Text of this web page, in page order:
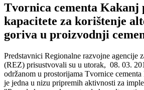
Tvornica cementa Kakanj
kapacitete za korištenje
goriva u proizvodnji
Predstavnici Regionalne razvojne agencije
(REZ) prisustvovali su u utorak, 08. 03.
održanom u prostorijama Tvornice
je jedna u nizu pripremih aktivnosti za